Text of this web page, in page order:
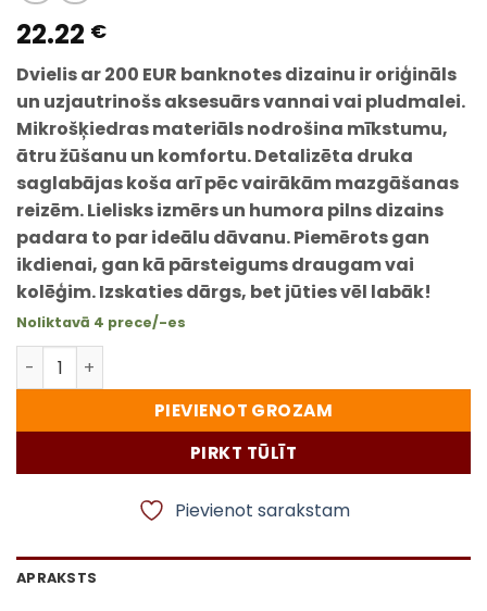
22.22 €
Dvielis ar 200 EUR banknotes dizainu ir oriģināls
un uzjautrinošs aksesuārs vannai vai pludmalei.
Mikrošķiedras materiāls nodrošina mīkstumu,
ātru žūšanu un komfortu. Detalizēta druka
saglabājas koša arī pēc vairākām mazgāšanas
reizēm. Lielisks izmērs un humora pilns dizains
padara to par ideālu dāvanu. Piemērots gan
ikdienai, gan kā pārsteigums draugam vai
kolēģim. Izskaties dārgs, bet jūties vēl labāk!
Noliktavā 4 prece/-es
Dvielis vannai un pludmalei “200 EUR” – humora pilna
PIEVIENOT GROZAM
PIRKT TŪLĪT
Pievienot sarakstam
APRAKSTS